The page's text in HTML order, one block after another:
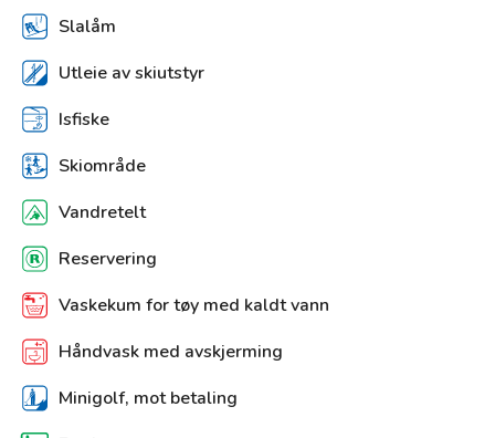
Slalåm
Utleie av skiutstyr
Isfiske
Skiområde
Vandretelt
Reservering
Vaskekum for tøy med kaldt vann
Håndvask med avskjerming
Minigolf‚ mot betaling